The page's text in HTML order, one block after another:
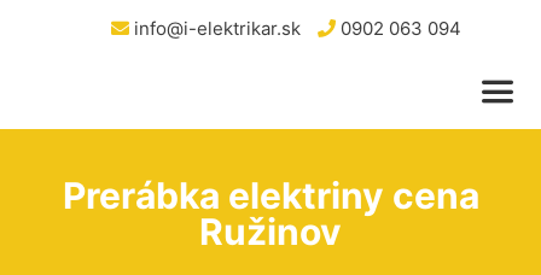
info@i-elektrikar.sk 0902 063 094
Prerábka elektriny cena
Ružinov